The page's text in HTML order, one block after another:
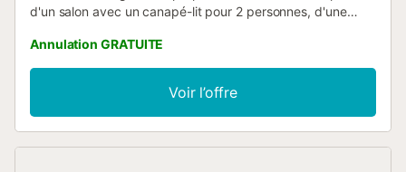
d'un salon avec un canapé-lit pour 2 personnes, d'une
donc accueillir 4 personnes. Les équipements
supplémentaires comprennent une télévision ainsi qu'un
lave-linge. Cette location de vacances offre un espace
extérieur privé avec un jardin et une terrasse couverte. La
propriété se trouve à proximité de la plage. Une place de
Annulation GRATUITE
Voir l’offre